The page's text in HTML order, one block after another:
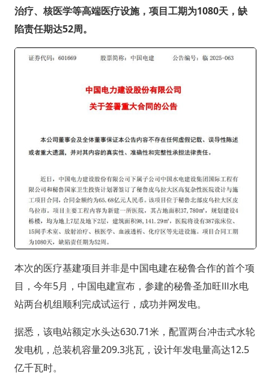
治疗、核医学等高端医疗设施，项目工期为1080天，缺
陷责任期达52周。
本次的医疗基建项目并非是中国电建在秘鲁合作的首个项
目，今年5月，中国电建宣布，参建的秘鲁圣加旺Ⅲ水电
站两台机组顺利完成试运行，成功并网发电。
据悉，该电站额定水头达630.71米，配置两台冲击式水轮
发电机，总装机容量209.3兆瓦，设计年发电量高达12.5
亿千瓦时。